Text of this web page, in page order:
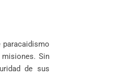
paracaidismo
Sin
de sus